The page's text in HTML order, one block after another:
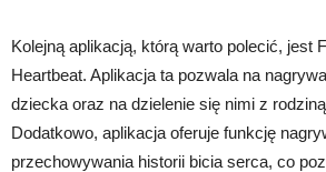
Kolejną aplikacją, którą warto polecić, jest
Heartbeat. Aplikacja ta pozwala na
dziecka oraz na dzielenie się nimi z
Dodatkowo, aplikacja oferuje funkcję
przechowywania historii bicia serca, co